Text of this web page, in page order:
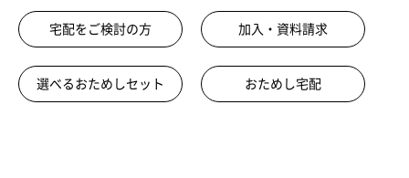
宅配をご検討の方 加入・資料請求
選べるおためしセット おためし宅配